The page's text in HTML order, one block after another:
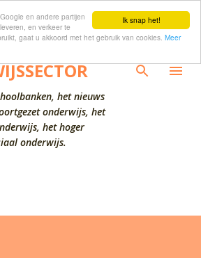
Ik snap het!
en andere partijen
en verkeer te
gaat u akkoord met het gebruik van cookies. Meer
naar hoofdcontent
het nieuws
onderwijs, het
het hoger
onderwijs.